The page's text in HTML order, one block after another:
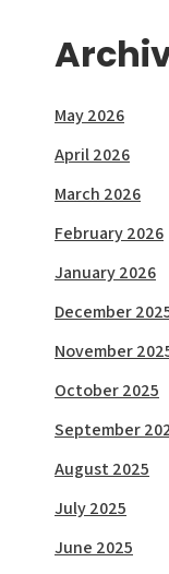
May 2026
April 2026
March 2026
February 2026
January 2026
December
November
October 2025
September
August 2025
July 2025
June 2025